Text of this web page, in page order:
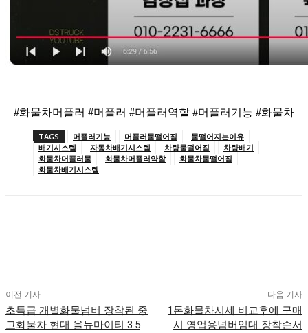
#화물차머플러 #머플러 #머플러역할 #머플러기능 #화물차
TAGS 머플러기능 머플러물떨어짐
물떨어지는이유
배기시스템
자동차배기시스템 차량물떨어짐
차량배기
화물차머플러물
화물차머플러약할
화물차물떨어짐
화물차배기시스템
이전 기사
초특급 개별화물넘버 장착된 중
고화물차 현대 올뉴마이티 3.5
다음 기사
1톤화물차시세 비교후에 구매
시 영업용넘버임대 장착순서